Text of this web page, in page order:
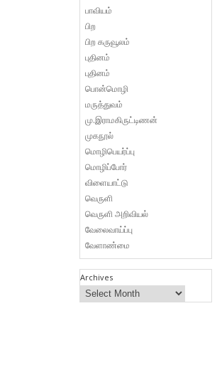
பாவியம்
பிற
பிற கருவூலம்
புதினம்
புதினம்
பொன்மொழி
மருத்துவம்
மு.இராமகிருட்டிணன்
முகநூல்
மொழிபெயர்ப்பு
மொழிப்போர்
விளையாட்டு
வெருளி
வெருளி அறிவியல்
வேலைவாய்ப்பு
வேளாண்மை
Archives